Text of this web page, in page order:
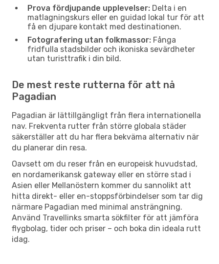
Prova fördjupande upplevelser: Delta i en
matlagningskurs eller en guidad lokal tur för att
få en djupare kontakt med destinationen.
Fotografering utan folkmassor: Fånga
fridfulla stadsbilder och ikoniska sevärdheter
utan turisttrafik i din bild.
De mest reste rutterna för att nå
Pagadian
Pagadian är lättillgängligt från flera internationella
nav. Frekventa rutter från större globala städer
säkerställer att du har flera bekväma alternativ när
du planerar din resa.
Oavsett om du reser från en europeisk huvudstad,
en nordamerikansk gateway eller en större stad i
Asien eller Mellanöstern kommer du sannolikt att
hitta direkt- eller en-stoppsförbindelser som tar dig
närmare Pagadian med minimal ansträngning.
Använd Travellinks smarta sökfilter för att jämföra
flygbolag, tider och priser – och boka din ideala rutt
idag.